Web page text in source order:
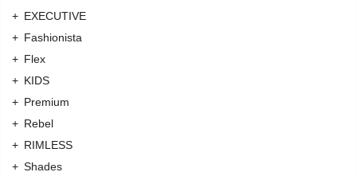
EXECUTIVE
Fashionista
Flex
KIDS
Premium
Rebel
RIMLESS
Shades